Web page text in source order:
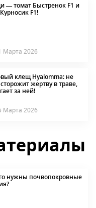
— томат Быстренок F1 и
F1!
Марта 2026
клещ Hyalomma: не
жертву в траве,
за ней!
Марта 2026
нужны почвопокровные